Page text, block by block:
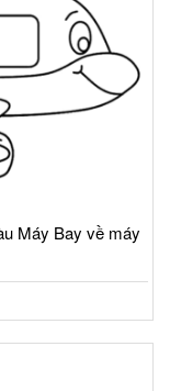
Máy Bay về máy